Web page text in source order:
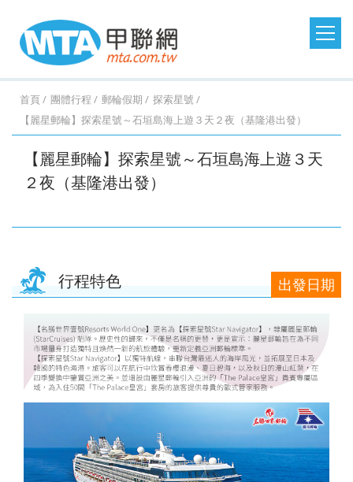
日本旅遊
桃園
出
發．
機加
六人
小團
桃園
出
發．
神．
黑
部．
機加
酒
桃園
出
迪士
機加
新潟
桃園
出
東
溫
藏王
樹冰
桃園
出
本．
州．
福岡
酒
桃園
山陰
山
桃園
北海
道．
台中
發．
北海
道．
台中
出
京阪
神．
台中
出
發．
四國
秘
韓國旅遊
桃園
出
發．
桃園
出
發．
桃園
出
台中
出
台中
出
出
發．
發．
港澳大陸
台中
出
發．
溝．
亞丁
台中
出
發．
界．
林．
貴州
台中
出
慶．
峽．
大峽
谷
台中
出
南．
山東
台中
出
門．
山
桃園
九寨
溝．
桃園
雲
南．
桃園
發．
張家
界．
桃園
出
江
南．
桃園
出
發．
北
京．
台中
出
發．
港．
島．
北越
桃園
出
發．
港．
島．
北越
桃園
出
莊．
台中
出
邁．
桃園
出
谷．
雅．
華
清邁
桃園
出
島．
海盜
桃園
出
發．
島．
宿霧
高雄
出
峴
港．
六人
澳洲紐西蘭
澳
洲．
墨爾
紐西
蘭．
金旅
行易】
魅力雙
【知南
行易】
希爾頓
行易】
食在好
【知南
行易】
新一品
【知南
行易】
東澳蒂
歐洲美洲
美
國．
加拿
墨西
秘魯
德
國．
瑞
荷
比利
時．
國．
英國
西班
牙．
希
蒙
奧捷
匈
土耳
其．
北
歐．
瑞
挪
威．
波
尼
亞．
郵輪假期
MSC
郵輪
探索
星號
【麗星
郵輪】
號～石
垣島海
【麗星
郵輪】
探索星
號～那
霸、石
【歐亞
玩家】
郵輪假
期榮耀
【歐亞
玩家】
2026
詩歌極
境星旅
【歐亞
玩家】
文明與
自然的
盛典・
台灣旅遊
澎湖
旅遊
金門
旅遊
馬祖
旅遊
台灣
旅遊
【來去
金門】
日遊
（台中
【遨遊
台灣】
去馬祖
卡蹓、
暢遊
【樂遊
金門】
俗文化
村、建
【艾玩
大小
金】金
門摩西
分海、
【璀璨
大小
金】金
門摩西
分海、
首頁 團體行程 郵輪假期
探索星號
【麗星郵輪】探索星號～石垣島海上遊３天２夜（基隆港出發）
【麗星郵輪】探索星號～石垣島海上遊３天
２夜（基隆港出發）
行程特色 出發日期